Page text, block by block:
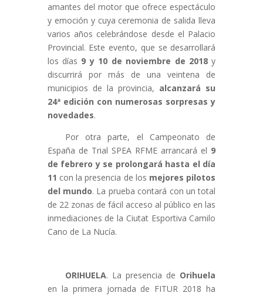
amantes del motor que ofrece espectáculo
y emoción y cuya ceremonia de salida lleva
varios años celebrándose desde el Palacio
Provincial. Este evento, que se desarrollará
los días 9 y 10 de noviembre de 2018y
discurrirá por más de una veintena de
municipios de la provincia, alcanzará su
24ª edición con numerosas sorpresas y
novedades.
Por otra parte, el Campeonato de
España de Trial SPEA RFME arrancará el 9
de febrero y se prolongará hasta el día
11 con la presencia de los mejores pilotos
del mundo. La prueba contará con un total
de 22 zonas de fácil acceso al público en las
inmediaciones de la Ciutat Esportiva Camilo
Cano de La Nucía.
ORIHUELA. La presencia de Orihuela
en la primera jornada de FITUR 2018 ha